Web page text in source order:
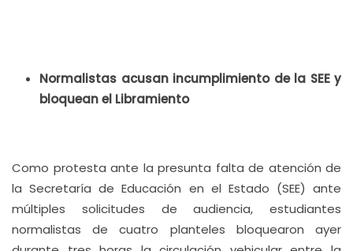
Normalistas acusan incumplimiento de la SEE y
bloquean el Libramiento
Como protesta ante la presunta falta de atención de
la Secretaría de Educación en el Estado (SEE) ante
múltiples solicitudes de audiencia, estudiantes
normalistas de cuatro planteles bloquearon ayer